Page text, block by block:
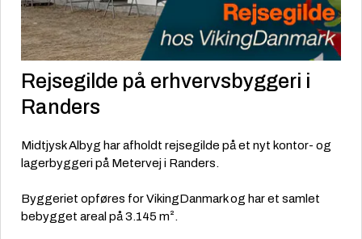
Rejsegilde på erhvervsbyggeri i
Randers
Midtjysk Albyg har afholdt rejsegilde på et nyt kontor- og
lagerbyggeri på Metervej i Randers.
Byggeriet opføres for VikingDanmark og har et samlet
bebygget areal på 3.145 m².